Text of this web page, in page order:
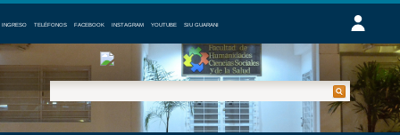
INGRESO TELÉFONOS FACEBOOK INSTAGRAM YOUTUBE SIU GUARANI